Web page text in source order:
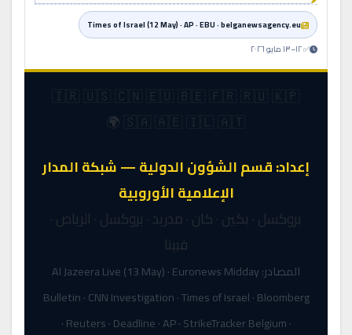
Times of Israel (12 May) · AP · EBU · belganewsagency.eu
✅ ١٢–١٣ مايو ٢٠٢٦
🇮🇷 🇺🇸 🇨🇳 🇪🇺 🇧🇪 🇫🇷 🇷🇺 🇰🇵
🇸🇦 🇦🇪 🇮🇱 🇦🇹 🌍
إعداد: قسم الشؤون الدولية — شبكة المدار
الإعلامية الأوروبية
بروكسل · بكين · كان · مدريد · بروكسل · الرياض ·
فيينا
المصادر: Al Jazeera Live (13 May) · Euronews Midday
Bulletin · CNN Investigation · Times of Israel · Bloomberg
· Reuters · Deadline · AP · StrikeTracker Belgium ·